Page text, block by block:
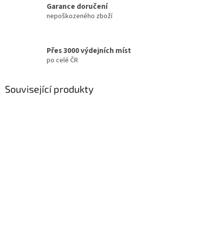
Garance doručení
nepoškozeného zboží
Přes 3000 výdejních míst
po celé ČR
Související produkty